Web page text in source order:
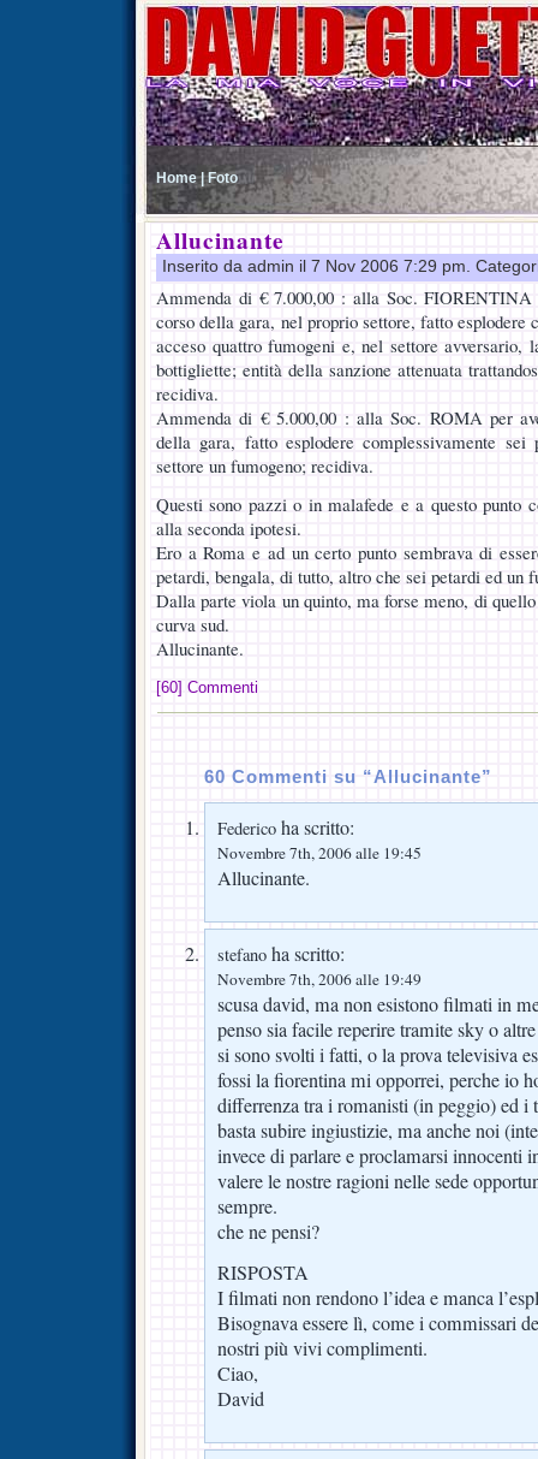
Home | Foto
Allucinante
Inserito da admin il 7 Nov 2006 7:29 pm.
Ammenda di € 7.000,00 : alla Soc. FIORENTINA
corso della gara, nel proprio settore, fatto esplodere
acceso quattro fumogeni e, nel settore avversario,
bottigliette; entità della sanzione attenuata
recidiva.
Ammenda di € 5.000,00 : alla Soc. ROMA per
della gara, fatto esplodere complessivamente
settore un fumogeno; recidiva.
Questi sono pazzi o in malafede e a questo punto
alla seconda ipotesi.
Ero a Roma e ad un certo punto sembrava di
petardi, bengala, di tutto, altro che sei petardi ed un
Dalla parte viola un quinto, ma forse meno, di
curva sud.
Allucinante.
[60] Commenti
60 Commenti su “Allucinante”
Federico ha scritto:
Novembre 7th, 2006 alle 19:45
Allucinante.
stefano ha scritto:
Novembre 7th, 2006 alle 19:49
scusa david, ma non esistono filmati in
penso sia facile reperire tramite sky o
si sono svolti i fatti, o la prova televisiva
fossi la fiorentina mi opporrei, perche io
differrenza tra i romanisti (in peggio) ed i
basta subire ingiustizie, ma anche noi
invece di parlare e proclamarsi innocenti
valere le nostre ragioni nelle sede
sempre.
che ne pensi?
RISPOSTA
I filmati non rendono l’idea e manca
Bisognava essere lì, come i commissari
nostri più vivi complimenti.
Ciao,
David